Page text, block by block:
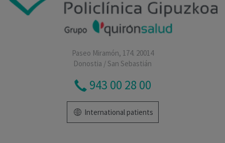
Paseo Miramón, 174. 20014
Donostia / San Sebastián
943 00 28 00
International patients